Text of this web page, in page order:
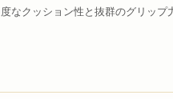
なクッション性と抜群のグリッ